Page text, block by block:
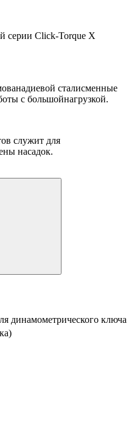
серии Click-Torque X
сталисменные
с большойнагрузкой.
служит для
насадок.
динамометрического ключа